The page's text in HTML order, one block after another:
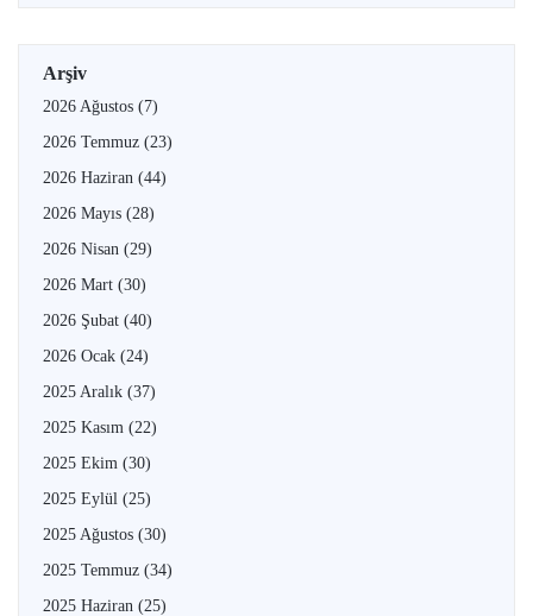
Arşiv
2026 Ağustos (7)
2026 Temmuz (23)
2026 Haziran (44)
2026 Mayıs (28)
2026 Nisan (29)
2026 Mart (30)
2026 Şubat (40)
2026 Ocak (24)
2025 Aralık (37)
2025 Kasım (22)
2025 Ekim (30)
2025 Eylül (25)
2025 Ağustos (30)
2025 Temmuz (34)
2025 Haziran (25)